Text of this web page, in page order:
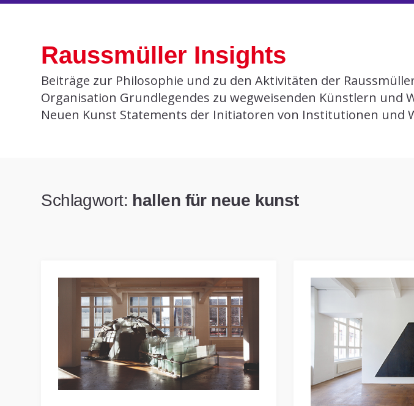
Skip
contentRaussmüller Insights
Beiträge zur Philosophie und zu den Aktivitäten der
Organisation Grundlegendes zu wegweisenden Künstlern und
Neuen Kunst Statements der Initiatoren von Institutionen und
Schlagwort: hallen für neue kunst